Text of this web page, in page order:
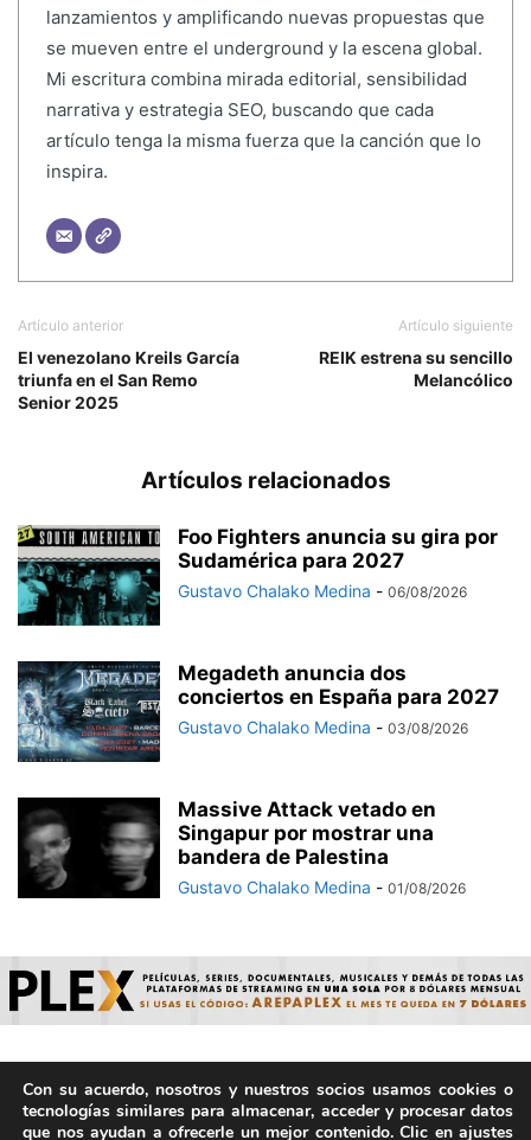
lanzamientos y amplificando nuevas propuestas que
se mueven entre el underground y la escena global.
Mi escritura combina mirada editorial, sensibilidad
narrativa y estrategia SEO, buscando que cada
artículo tenga la misma fuerza que la canción que lo
inspira.
Artículo anterior
El venezolano Kreils García
triunfa en el San Remo
Senior 2025
Artículo siguiente
REIK estrena su sencillo
Melancólico
Artículos relacionados
Foo Fighters anuncia su gira por
Sudamérica para 2027
Gustavo Chalako Medina - 06/08/2026
Megadeth anuncia dos
conciertos en España para 2027
Gustavo Chalako Medina - 03/08/2026
Massive Attack vetado en
Singapur por mostrar una
bandera de Palestina
Gustavo Chalako Medina - 01/08/2026
© ArepaVolatil.Com 2021-2025 - Hecho por humanos, no por
IA. | Todos los derechos reservados.
Con su acuerdo, nosotros y nuestros socios usamos cookies o
tecnologías similares para almacenar, acceder y procesar datos
que nos ayudan a ofrecerle un mejor contenido. Clic en ajustes